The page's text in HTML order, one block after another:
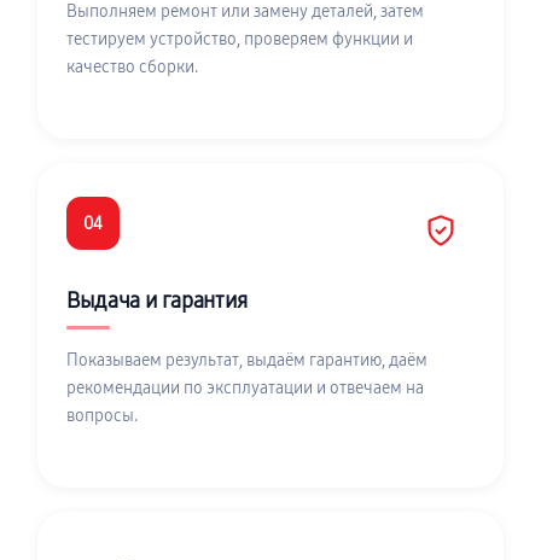
Выполняем ремонт или замену деталей, затем
тестируем устройство, проверяем функции и
качество сборки.
04
Выдача и гарантия
Показываем результат, выдаём гарантию, даём
рекомендации по эксплуатации и отвечаем на
вопросы.